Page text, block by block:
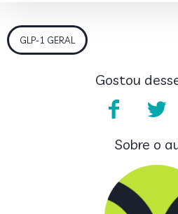
GLP-1 GERAL
Gostou
Sobre o